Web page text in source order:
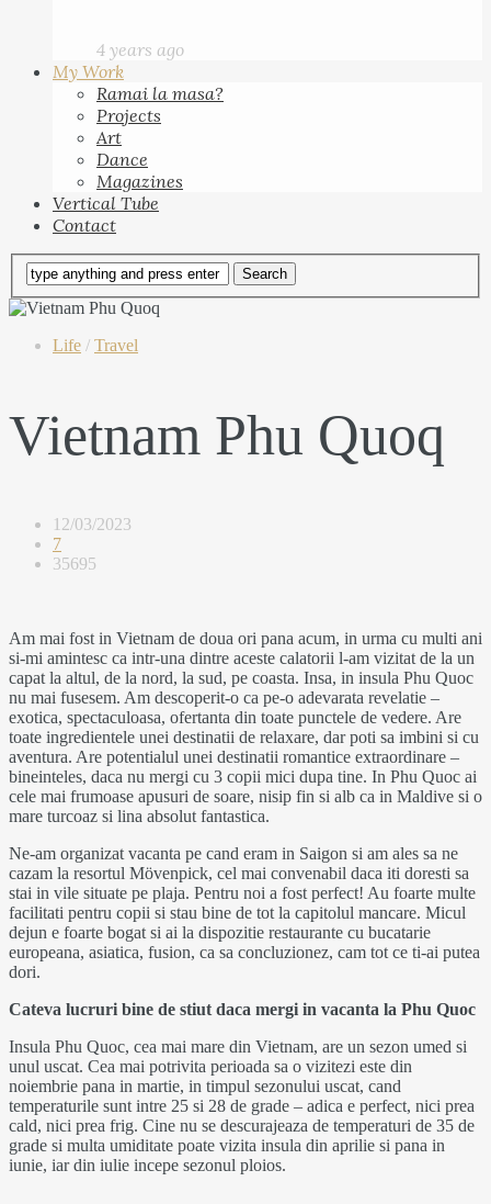
4 years ago
My Work
Ramai la masa?
Projects
Art
Dance
Magazines
Vertical Tube
Contact
Life / Travel
Vietnam Phu Quoq
12/03/2023
7
35695
Am mai fost in Vietnam de doua ori pana acum, in urma cu multi ani
si-mi amintesc ca intr-una dintre aceste calatorii l-am vizitat de la un
capat la altul, de la nord, la sud, pe coasta. Insa, in insula Phu Quoc
nu mai fusesem. Am descoperit-o ca pe-o adevarata revelatie –
exotica, spectaculoasa, ofertanta din toate punctele de vedere. Are
toate ingredientele unei destinatii de relaxare, dar poti sa imbini si cu
aventura. Are potentialul unei destinatii romantice extraordinare –
bineinteles, daca nu mergi cu 3 copii mici dupa tine. In Phu Quoc ai
cele mai frumoase apusuri de soare, nisip fin si alb ca in Maldive si o
mare turcoaz si lina absolut fantastica.
Ne-am organizat vacanta pe cand eram in Saigon si am ales sa ne
cazam la resortul Mövenpick, cel mai convenabil daca iti doresti sa
stai in vile situate pe plaja. Pentru noi a fost perfect! Au foarte multe
facilitati pentru copii si stau bine de tot la capitolul mancare. Micul
dejun e foarte bogat si ai la dispozitie restaurante cu bucatarie
europeana, asiatica, fusion, ca sa concluzionez, cam tot ce ti-ai putea
dori.
Cateva lucruri bine de stiut daca mergi in vacanta la Phu Quoc
Insula Phu Quoc, cea mai mare din Vietnam, are un sezon umed si
unul uscat. Cea mai potrivita perioada sa o vizitezi este din
noiembrie pana in martie, in timpul sezonului uscat, cand
temperaturile sunt intre 25 si 28 de grade – adica e perfect, nici prea
cald, nici prea frig. Cine nu se descurajeaza de temperaturi de 35 de
grade si multa umiditate poate vizita insula din aprilie si pana in
iunie, iar din iulie incepe sezonul ploios.